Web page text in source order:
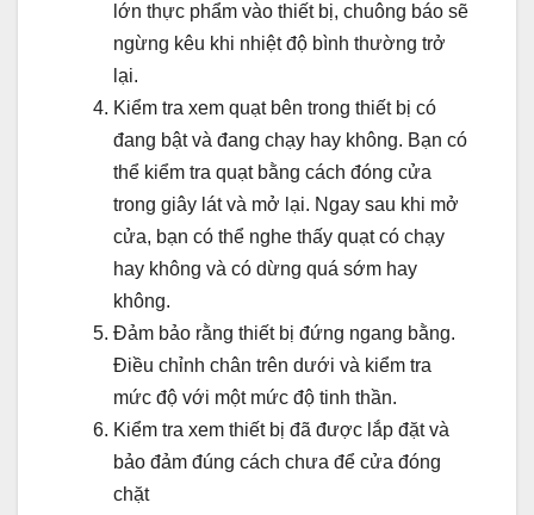
lớn thực phẩm vào thiết bị, chuông báo sẽ
ngừng kêu khi nhiệt độ bình thường trở
lại.
Kiểm tra xem quạt bên trong thiết bị có
đang bật và đang chạy hay không. Bạn có
thể kiểm tra quạt bằng cách đóng cửa
trong giây lát và mở lại. Ngay sau khi mở
cửa, bạn có thể nghe thấy quạt có chạy
hay không và có dừng quá sớm hay
không.
Đảm bảo rằng thiết bị đứng ngang bằng.
Điều chỉnh chân trên dưới và kiểm tra
mức độ với một mức độ tinh thần.
Kiểm tra xem thiết bị đã được lắp đặt và
bảo đảm đúng cách chưa để cửa đóng
chặt